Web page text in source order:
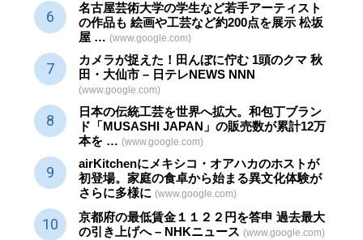
名古屋芸術大学の学生など若手アーティスト
の作品も 絵画や工芸など約200点を展示 松坂
屋 … (www.google.com)
カメラが捉えた！田んぼに佇む 1頭のクマ 秋
田・大仙市 – 日テレNEWS NNN
(www.google.com)
日本の伝統工芸を世界へ拡大。和包丁ブラン
ド「MUSASHI JAPAN」の販売数が累計12万
本を … (www.google.com)
airKitchenにメキシコ・オアハカのホストが
初登場。家庭の食卓から始まる異文化体験が
さらに多様に (www.google.com)
京都府の最低賃金１１２２円を答申 過去最大
の引き上げへ – NHKニュース (www.google.com)